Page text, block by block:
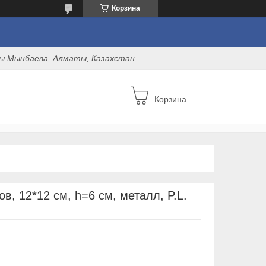
Корзина
Мынбаева, Алматы, Казахстан
Корзина
12*12 см, h=6 см, металл, P.L.